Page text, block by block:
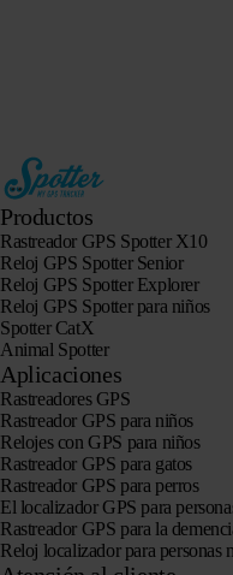
Productos
Rastreador GPS Spotter X10
Reloj GPS Spotter Senior
Reloj GPS Spotter Explorer
Reloj GPS Spotter para niños
Spotter CatX
Animal Spotter
Aplicaciones
Rastreadores GPS
Rastreador GPS para niños
Relojes con GPS para niños
Rastreador GPS para gatos
Rastreador GPS para perros
El localizador GPS para
Rastreador GPS para la
Reloj localizador para personas